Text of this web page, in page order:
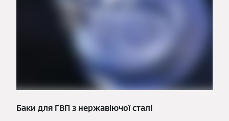
Баки для ГВП з нержавіючої сталі